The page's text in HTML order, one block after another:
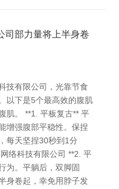
司部力量将上半身卷
技有限公司，光靠节食
以下是5个最高效的腹肌
肌。 **1. 平板复古** 平
增强腹部平稳性。保捏
每天坚捏30秒到1分
络科技有限公司 **2. 平
为。平躺后，双脚固
身卷起，幸免用脖子发